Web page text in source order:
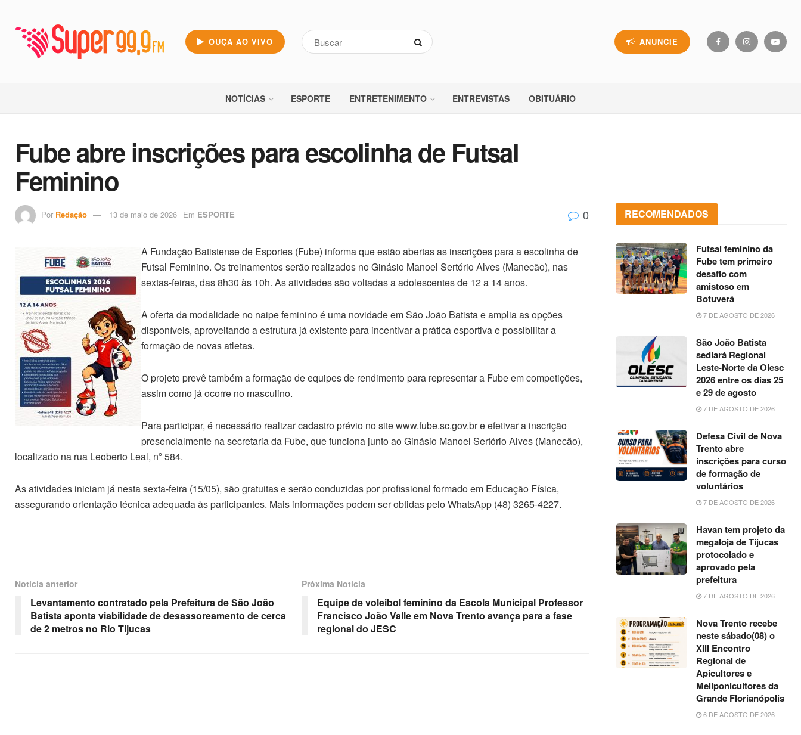
OUÇA AO VIVO ANUNCIE
NOTÍCIAS ESPORTE ENTRETENIMENTO ENTREVISTAS OBITUÁRIO
Fube abre inscrições para escolinha de Futsal
Feminino
Por Redação 13 de maio de 2026 Em ESPORTE 0
A Fundação Batistense de Esportes (Fube) informa que estão abertas as inscrições para a escolinha de
Futsal Feminino. Os treinamentos serão realizados no Ginásio Manoel Sertório Alves (Manecão), nas
sextas-feiras, das 8h30 às 10h. As atividades são voltadas a adolescentes de 12 a 14 anos.
A oferta da modalidade no naipe feminino é uma novidade em São João Batista e amplia as opções
disponíveis, aproveitando a estrutura já existente para incentivar a prática esportiva e possibilitar a
formação de novas atletas.
O projeto prevê também a formação de equipes de rendimento para representar a Fube em competições,
assim como já ocorre no masculino.
Para participar, é necessário realizar cadastro prévio no site www.fube.sc.gov.br e efetivar a inscrição
presencialmente na secretaria da Fube, que funciona junto ao Ginásio Manoel Sertório Alves (Manecão),
localizado na rua Leoberto Leal, nº 584.
As atividades iniciam já nesta sexta-feira (15/05), são gratuitas e serão conduzidas por profissional formado em Educação Física,
assegurando orientação técnica adequada às participantes. Mais informações podem ser obtidas pelo WhatsApp (48) 3265-4227.
Notícia anterior
Levantamento contratado pela Prefeitura de São João
Batista aponta viabilidade de desassoreamento de cerca
de 2 metros no Rio Tijucas
Próxima Notícia
Equipe de voleibol feminino da Escola Municipal Professor
Francisco João Valle em Nova Trento avança para a fase
regional do JESC
RECOMENDADOS
Futsal feminino da
Fube tem primeiro
desafio com
amistoso em
Botuverá
7 DE AGOSTO DE 2026
São João Batista
sediará Regional
Leste-Norte da Olesc
2026 entre os dias 25
e 29 de agosto
7 DE AGOSTO DE 2026
Defesa Civil de Nova
Trento abre
inscrições para curso
de formação de
voluntários
7 DE AGOSTO DE 2026
Havan tem projeto da
megaloja de Tijucas
protocolado e
aprovado pela
prefeitura
7 DE AGOSTO DE 2026
Nova Trento recebe
neste sábado(08) o
XIII Encontro
Regional de
Apicultores e
Meliponicultores da
Grande Florianópolis
6 DE AGOSTO DE 2026